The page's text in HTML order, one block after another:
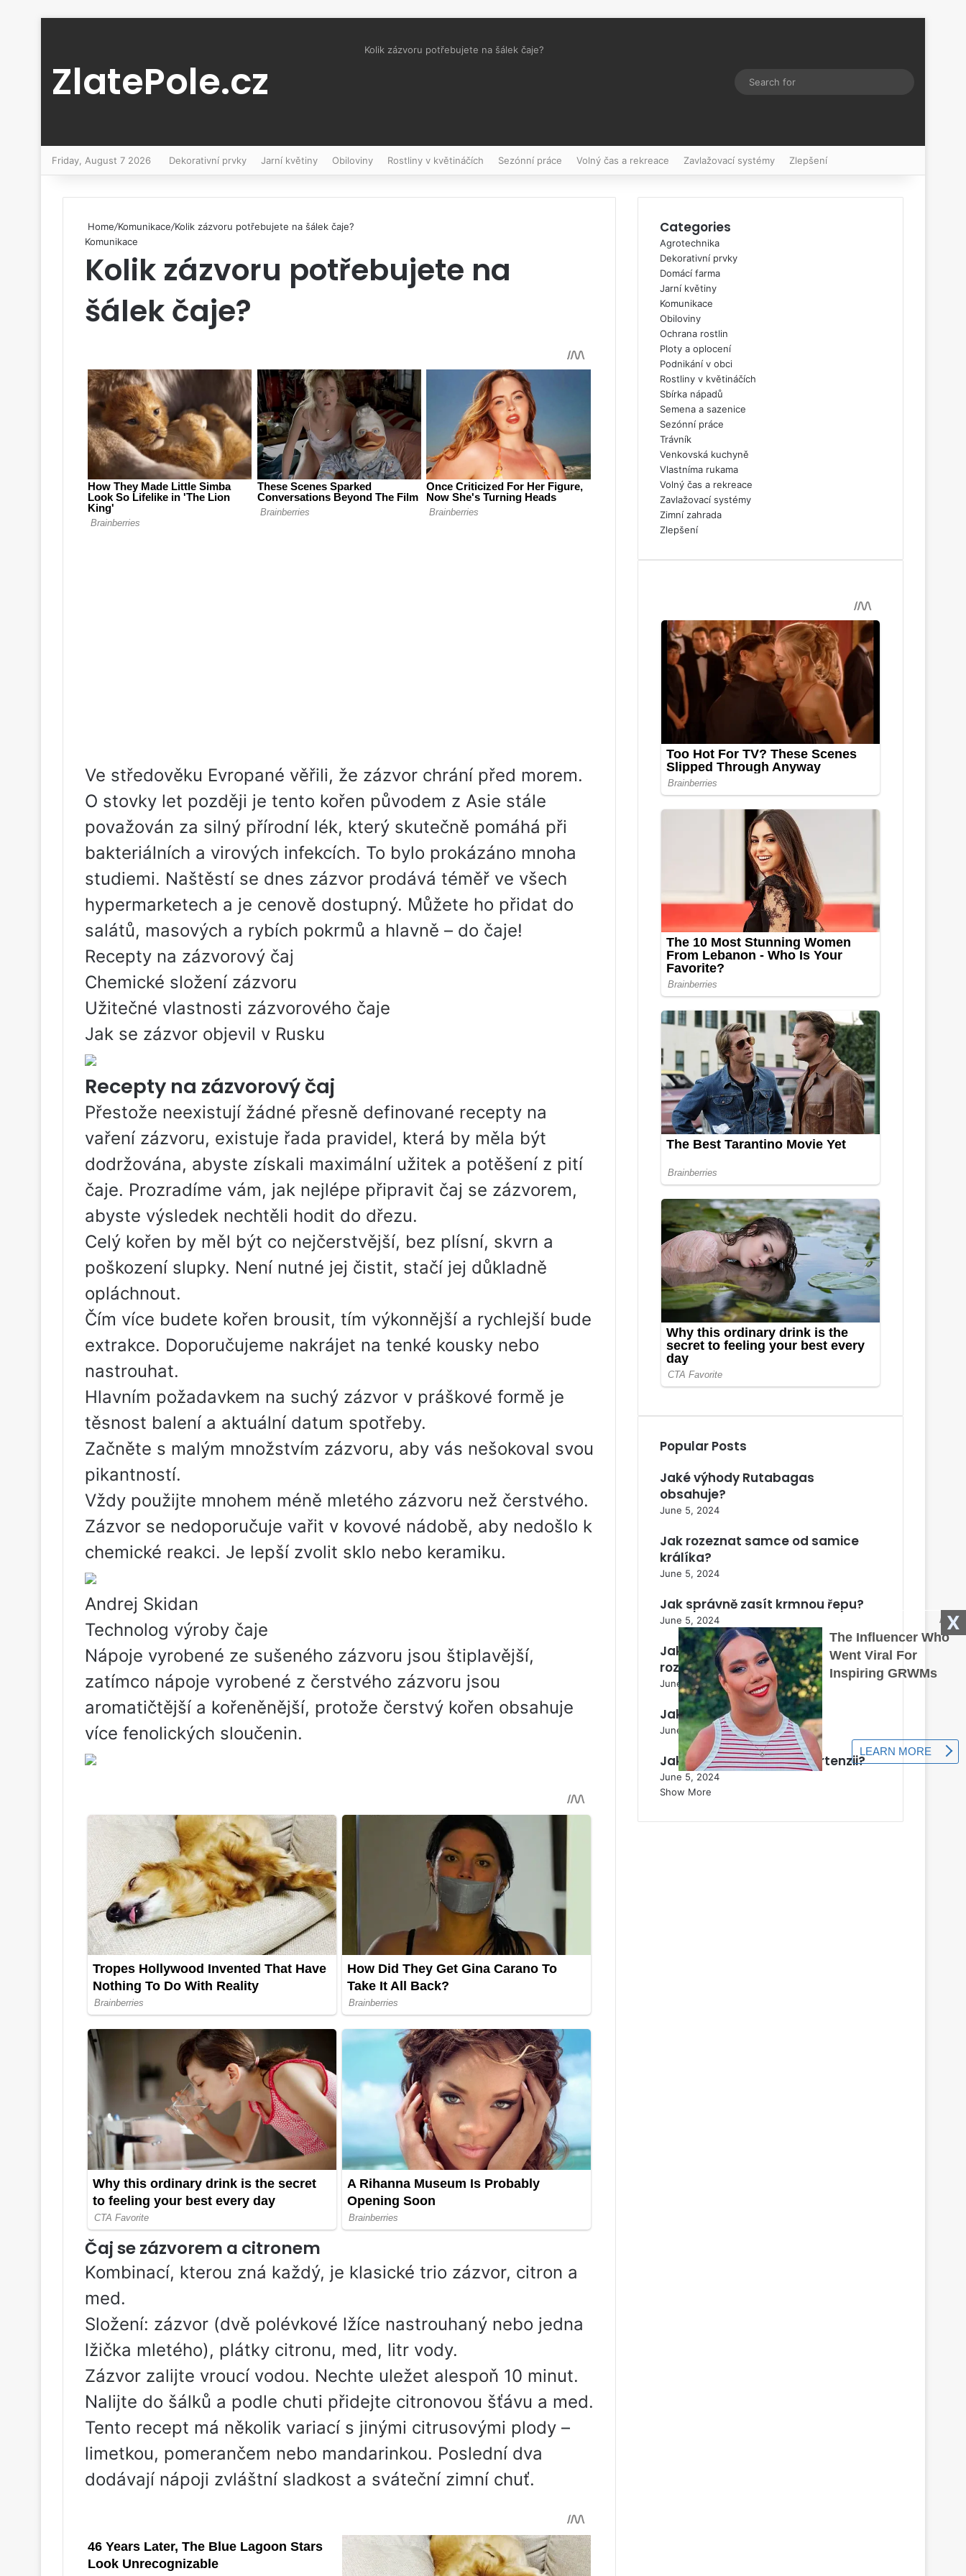
ZlatePole.cz
Kolik zázvoru potřebujete na šálek čaje?
Switch skin
Friday, August 7 2026 Dekorativní prvky Jarní květiny Obiloviny Rostliny v květináčích Sezónní práce Volný čas a rekreace Zavlažovací systémy Zlepšení
Home/Komunikace/Kolik zázvoru potřebujete na šálek čaje?
Komunikace
Kolik zázvoru potřebujete na
šálek čaje?
X
Ve středověku Evropané věřili, že zázvor chrání před morem.
O stovky let později je tento kořen původem z Asie stále
považován za silný přírodní lék, který skutečně pomáhá při
bakteriálních a virových infekcích. To bylo prokázáno mnoha
studiemi. Naštěstí se dnes zázvor prodává téměř ve všech
hypermarketech a je cenově dostupný. Můžete ho přidat do
salátů, masových a rybích pokrmů a hlavně – do čaje!
Recepty na zázvorový čaj
Chemické složení zázvoru
Užitečné vlastnosti zázvorového čaje
Jak se zázvor objevil v Rusku
Recepty na zázvorový čaj
Přestože neexistují žádné přesně definované recepty na
vaření zázvoru, existuje řada pravidel, která by měla být
dodržována, abyste získali maximální užitek a potěšení z pití
čaje. Prozradíme vám, jak nejlépe připravit čaj se zázvorem,
abyste výsledek nechtěli hodit do dřezu.
Celý kořen by měl být co nejčerstvější, bez plísní, skvrn a
poškození slupky. Není nutné jej čistit, stačí jej důkladně
opláchnout.
Čím více budete kořen brousit, tím výkonnější a rychlejší bude
extrakce. Doporučujeme nakrájet na tenké kousky nebo
nastrouhat.
Hlavním požadavkem na suchý zázvor v práškové formě je
těsnost balení a aktuální datum spotřeby.
Začněte s malým množstvím zázvoru, aby vás nešokoval svou
pikantností.
Vždy použijte mnohem méně mletého zázvoru než čerstvého.
Zázvor se nedoporučuje vařit v kovové nádobě, aby nedošlo k
chemické reakci. Je lepší zvolit sklo nebo keramiku.
Andrej Skidan
Technolog výroby čaje
Nápoje vyrobené ze sušeného zázvoru jsou štiplavější,
zatímco nápoje vyrobené z čerstvého zázvoru jsou
aromatičtější a kořeněnější, protože čerstvý kořen obsahuje
více fenolických sloučenin.
Čaj se zázvorem a citronem
Kombinací, kterou zná každý, je klasické trio zázvor, citron a
med.
Složení: zázvor (dvě polévkové lžíce nastrouhaný nebo jedna
lžička mletého), plátky citronu, med, litr vody.
Zázvor zalijte vroucí vodou. Nechte uležet alespoň 10 minut.
Nalijte do šálků a podle chuti přidejte citronovou šťávu a med.
Tento recept má několik variací s jinými citrusovými plody –
limetkou, pomerančem nebo mandarinkou. Poslední dva
dodávají nápoji zvláštní sladkost a sváteční zimní chuť.
Categories
Agrotechnika
Dekorativní prvky
Domácí farma
Jarní květiny
Komunikace
Obiloviny
Ochrana rostlin
Ploty a oplocení
Podnikání v obci
Rostliny v květináčích
Sbírka nápadů
Semena a sazenice
Sezónní práce
Trávník
Venkovská kuchyně
Vlastníma rukama
Volný čas a rekreace
Zavlažovací systémy
Zimní zahrada
Zlepšení
Popular Posts
Jaké výhody Rutabagas
obsahuje?
June 5, 2024
Jak rozeznat samce od samice
králíka?
June 5, 2024
Jak správně zasít krmnou řepu?
June 5, 2024
Jak se rostlina Perovskia
rozmnožuje?
June 5, 2024
Jak správně zmrazit zelí?
June 5, 2024
Jak připravit půdu pro hortenzii?
June 5, 2024
Show More